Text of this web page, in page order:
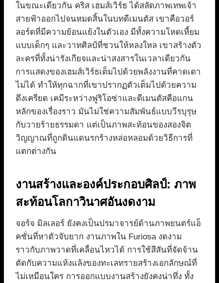
ในขณะเดียวกัน คริส เฮมส์เวิร์ธ ได้สลัดภาพเทพเจ้า
สายฟ้าออกไปจนหมดสิ้นในบทดีเมนตัส เขาคือวอร์
ลอร์ดที่มีความย้อนแย้งในตัวเอง มีทั้งความโหดเหี้ยม
แบบเด็กๆ และวาทศิลป์ที่ชวนให้หลงใหล เขาสร้างตัว
ละครที่ทั้งน่ารังเกียจและน่าสงสารในเวลาเดียวกัน
การแสดงของเฮมส์เวิร์ธเต็มไปด้วยพลังงานที่คาดเดา
ไม่ได้ ทำให้ทุกฉากที่เขาปรากฏตัวเต็มไปด้วยความ
ตึงเครียด เคมีระหว่างฟูริโอซ่าและดีเมนตัสคือแกน
หลักของเรื่องราว มันไม่ใช่ความสัมพันธ์แบบวีรบุรุษ
กับวายร้ายธรรมดา แต่เป็นภาพสะท้อนของสองจิต
วิญญาณที่ถูกดินแดนรกร้างหล่อหลอมด้วยวิธีการที่
แตกต่างกัน
งานสร้างและองค์ประกอบศิลป์: ภาพ
สะท้อนโลกาวินาศอันงดงาม
จอร์จ มิลเลอร์ ยังคงเป็นปรมาจารย์ด้านภาพยนตร์แอ็
คชั่นที่หาตัวจับยาก งานภาพใน Furiosa งดงาม
ราวกับภาพวาดที่เคลื่อนไหวได้ การใช้สีสันที่จัดจ้าน
ตัดกับความแห้งแล้งของทะเลทรายสร้างเอกลักษณ์ที่
ไม่เหมือนใคร การออกแบบงานสร้างยังคงน่าทึ่ง ทั้ง